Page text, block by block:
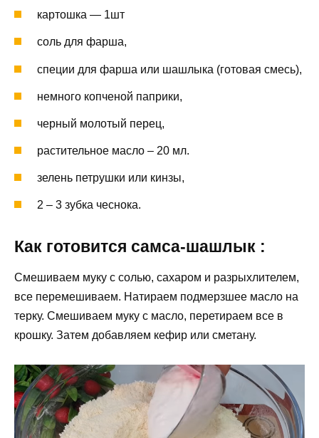
картошка — 1шт
соль для фарша,
специи для фарша или шашлыка (готовая смесь),
немного копченой паприки,
черный молотый перец,
растительное масло – 20 мл.
зелень петрушки или кинзы,
2 – 3 зубка чеснока.
Как готовится самса-шашлык :
Смешиваем муку с солью, сахаром и разрыхлителем,
все перемешиваем. Натираем подмерзшее масло на
терку. Смешиваем муку с масло, перетираем все в
крошку. Затем добавляем кефир или сметану.